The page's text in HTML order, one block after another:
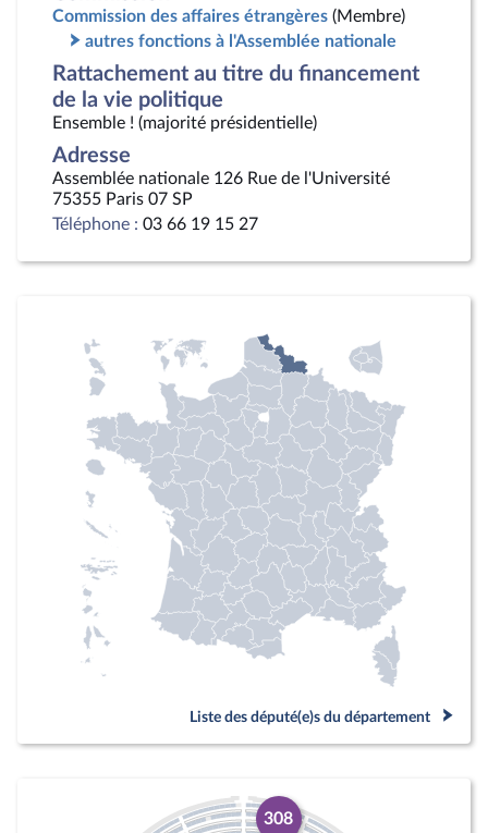
Commission des affaires étrangères (Membre)
autres fonctions à l'Assemblée nationale
Rattachement au titre du financement
de la vie politique
Ensemble ! (majorité présidentielle)
Adresse
Assemblée nationale 126 Rue de l'Université
75355 Paris 07 SP
Téléphone : 03 66 19 15 27
Liste des député(e)s du département
308